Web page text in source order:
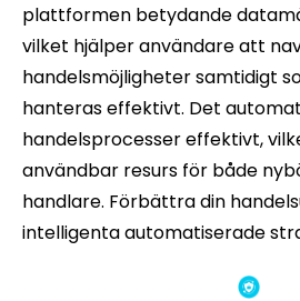
plattformen betydande
vilket hjälper användare att
handelsmöjligheter samtidigt
hanteras effektivt. Det
handelsprocesser effektivt,
användbar resurs för både
handlare. Förbättra din
intelligenta automatiserade